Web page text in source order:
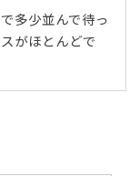
多少並んで待っ
がほとんどで